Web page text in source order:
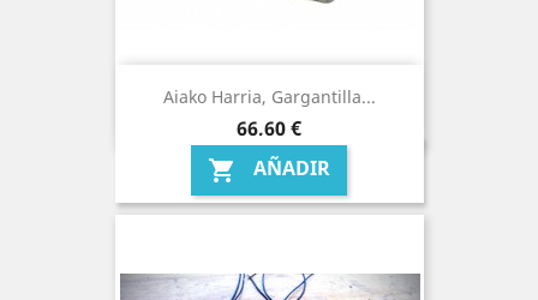
Aiako Harria, Gargantilla...
Precio
66,60 €
 AÑADIR